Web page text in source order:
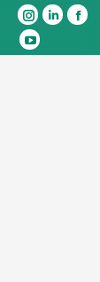
Instagram
page
Linkedin
YouTube